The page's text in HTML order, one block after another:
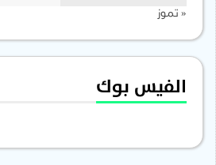
« تموز
الفيس بوك